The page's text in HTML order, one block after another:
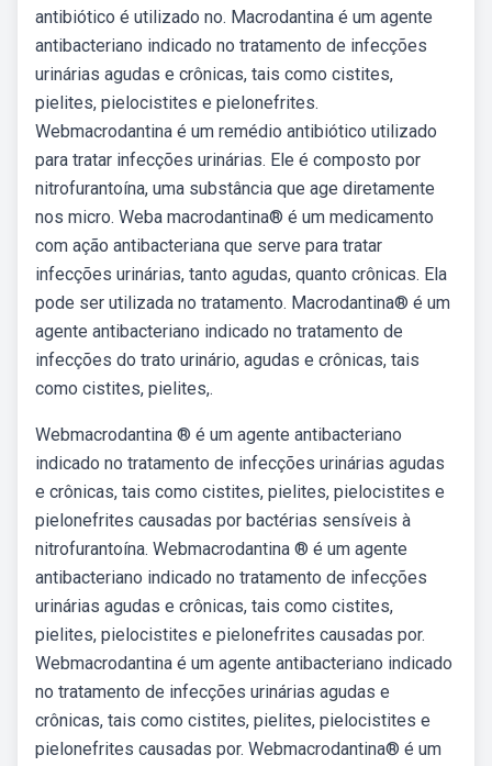
antibiótico é utilizado no. Macrodantina é um agente
antibacteriano indicado no tratamento de infecções
urinárias agudas e crônicas, tais como cistites,
pielites, pielocistites e pielonefrites.
Webmacrodantina é um remédio antibiótico utilizado
para tratar infecções urinárias. Ele é composto por
nitrofurantoína, uma substância que age diretamente
nos micro. Weba macrodantina® é um medicamento
com ação antibacteriana que serve para tratar
infecções urinárias, tanto agudas, quanto crônicas. Ela
pode ser utilizada no tratamento. Macrodantina® é um
agente antibacteriano indicado no tratamento de
infecções do trato urinário, agudas e crônicas, tais
como cistites, pielites,.
Webmacrodantina ® é um agente antibacteriano
indicado no tratamento de infecções urinárias agudas
e crônicas, tais como cistites, pielites, pielocistites e
pielonefrites causadas por bactérias sensíveis à
nitrofurantoína. Webmacrodantina ® é um agente
antibacteriano indicado no tratamento de infecções
urinárias agudas e crônicas, tais como cistites,
pielites, pielocistites e pielonefrites causadas por.
Webmacrodantina é um agente antibacteriano indicado
no tratamento de infecções urinárias agudas e
crônicas, tais como cistites, pielites, pielocistites e
pielonefrites causadas por. Webmacrodantina® é um